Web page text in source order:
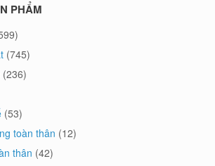
PHẨM
(745)
(236)
(53)
toàn thân (12)
thân (42)